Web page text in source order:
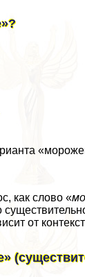
как слово «
от